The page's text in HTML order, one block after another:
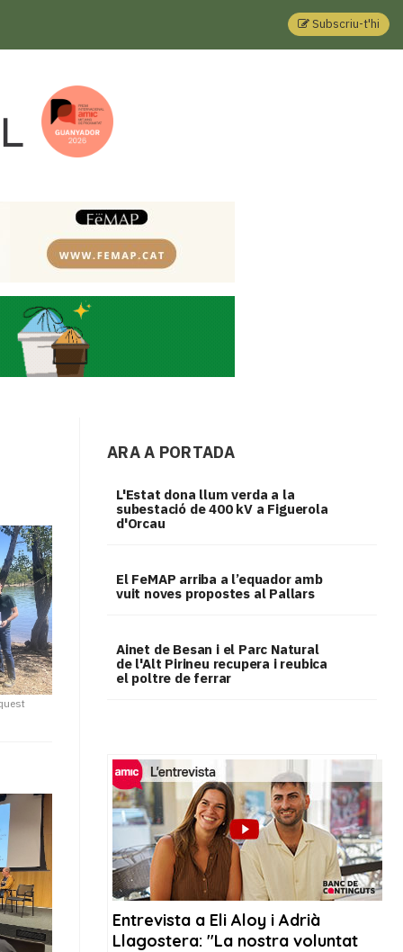
Subscriu-t'hi
ARA A PORTADA
L'Estat dona llum verda a la
subestació de 400 kV a Figuerola
d'Orcau
El FeMAP arriba a l’equador amb
vuit noves propostes al Pallars
Ainet de Besan i el Parc Natural
de l'Alt Pirineu recupera i reubica
el poltre de ferrar